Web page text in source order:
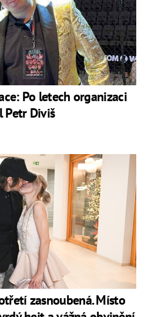
Po letech organizaci
Petr Diviš
zasnoubená. Místo